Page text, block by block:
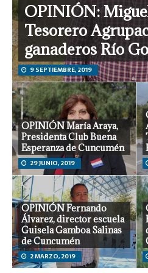
OPINIÓN:
Tesorero
ganaderos Río
9 SEPTIEMBRE, 2019
OPINIÓN María Araya,
Presidenta Club Buena
Esperanza de Cuncumén
29 JUNIO, 2019
OPINIÓN Fernando
Álvarez, director escuela
Guisela Gamboa Salinas
de Cuncumén
2 MARZO, 2019